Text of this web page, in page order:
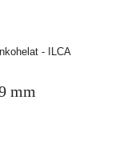
- ILCA
mm